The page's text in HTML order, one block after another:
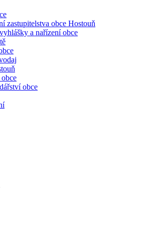
zastupitelstva obce Hostouň
a nařízení obce
obce